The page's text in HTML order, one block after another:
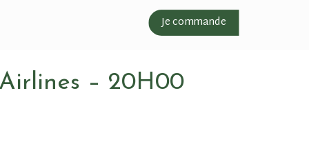
Je commande
– 20H00